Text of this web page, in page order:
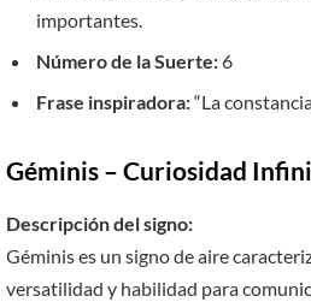
importantes.
Número de la Suerte:6
Frase inspiradora:“La
Géminis – Curiosidad
Descripción del signo:
Géminis es un signo de aire
versatilidad y habilidad para